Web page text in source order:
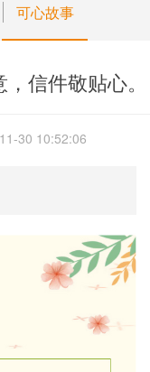
可心故事
信件敬贴心。
30 10:52:06